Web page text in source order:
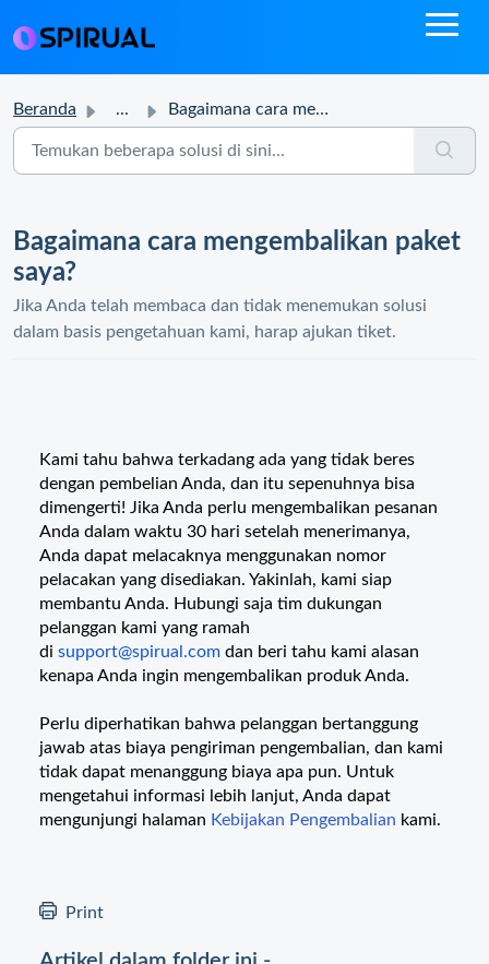
Beranda ... Bagaimana cara mengembalikan paket saya?
Bagaimana cara mengembalikan paket
saya?
Jika Anda telah membaca dan tidak menemukan solusi
dalam basis pengetahuan kami, harap ajukan tiket.
Kami tahu bahwa terkadang ada yang tidak beres
dengan pembelian Anda, dan itu sepenuhnya bisa
dimengerti! Jika Anda perlu mengembalikan pesanan
Anda dalam waktu 30 hari setelah menerimanya,
Anda dapat melacaknya menggunakan nomor
pelacakan yang disediakan. Yakinlah, kami siap
membantu Anda. Hubungi saja tim dukungan
pelanggan kami yang ramah
di support@spirual.com dan beri tahu kami alasan
kenapa Anda ingin mengembalikan produk Anda.
Perlu diperhatikan bahwa pelanggan bertanggung
jawab atas biaya pengiriman pengembalian, dan kami
tidak dapat menanggung biaya apa pun. Untuk
mengetahui informasi lebih lanjut, Anda dapat
mengunjungi halaman Kebijakan Pengembalian kami.
Print